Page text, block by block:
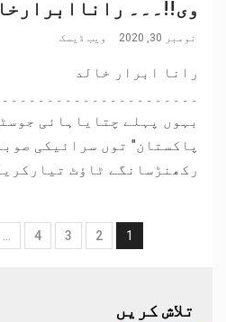
وی!!۔۔۔
نومبر 30, 2020 ویب ڈیسک
رانا ابرار خالد
بہوں پہلے چتایاہائی
پاکستان" توں سرائیکی
رکھنڑسانگے ٹاؤٹ
1
2
3
4
…
تلاش کریں